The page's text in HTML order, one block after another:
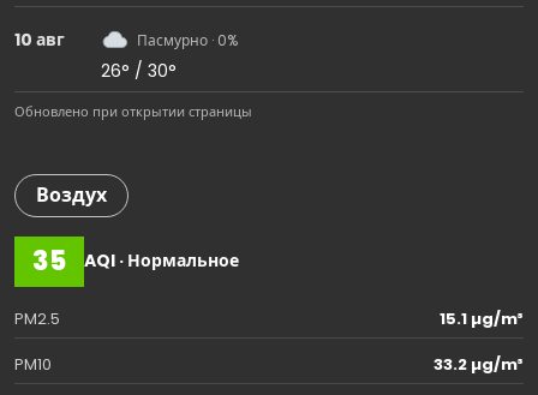
10 авг Пасмурно · 0%
26° / 30°
Обновлено при открытии страницы
Воздух
35 AQI · Нормальное
PM2.5
15.1 µg/m³
PM10
33.2 µg/m³